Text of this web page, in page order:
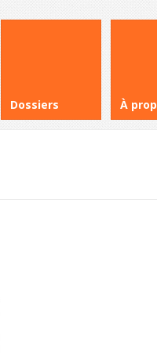
Dossiers À